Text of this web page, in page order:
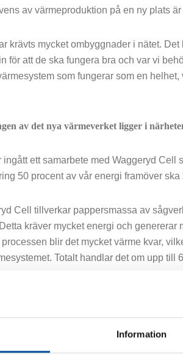
Information
av värmeproduktion på en ny plats
krävts mycket ombyggnader i nätet.
för att de ska fungera bra och var vi
som fungerar som en
av det nya värmeverket ligger i
ingått ett samarbete med Waggeryd
50 procent av vår energi framöver
Cell tillverkar pappersmassa av
kräver mycket energi och
processen blir det mycket värme kvar,
Totalt handlar det om upp till
ny ackumulator (8500 kubikmeter) som
att ackumulatorn varit avgörande för att
variationer i spillvärmeleveranserna. I
mycket bra: